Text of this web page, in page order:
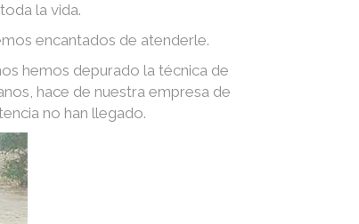
la vida.
encantados de atenderle.
hemos depurado la técnica de
hace de nuestra empresa de
no han llegado.